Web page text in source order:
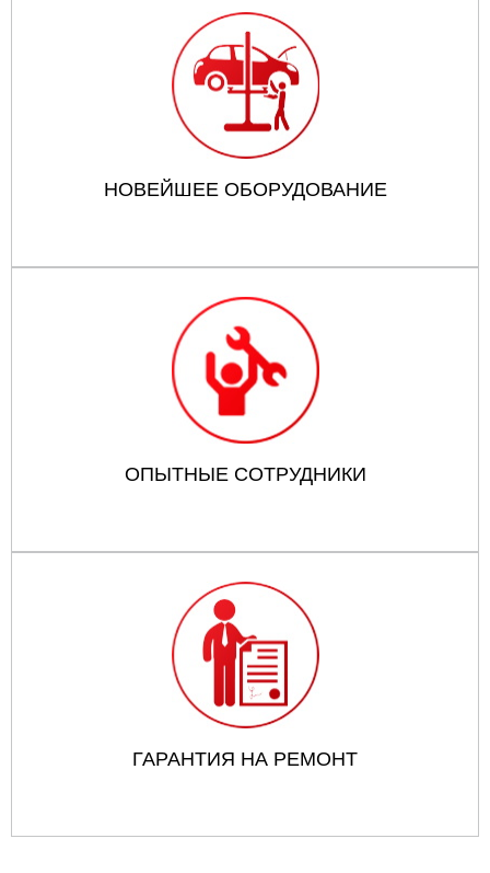
НОВЕЙШЕЕ ОБОРУДОВАНИЕ
ОПЫТНЫЕ СОТРУДНИКИ
ГАРАНТИЯ НА РЕМОНТ